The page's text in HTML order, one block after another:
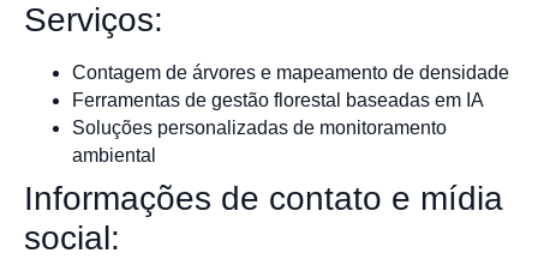
Serviços:
Contagem de árvores e mapeamento de densidade
Ferramentas de gestão florestal baseadas em IA
Soluções personalizadas de monitoramento
ambiental
Informações de contato e mídia
social: